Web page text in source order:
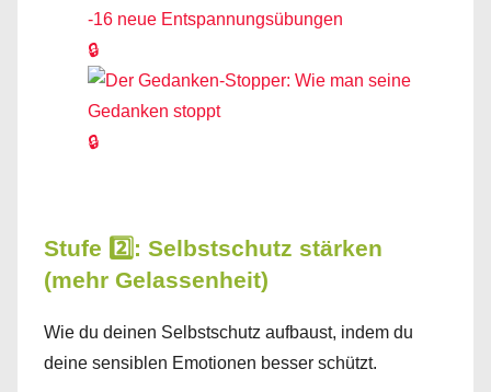
🔒
🔒
Stufe 2️⃣: Selbstschutz stärken
(mehr Gelassenheit)
Wie du deinen Selbstschutz aufbaust, indem du
deine sensiblen Emotionen besser schützt.